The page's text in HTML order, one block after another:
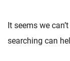
It seems we
searching can